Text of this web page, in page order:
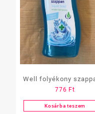
Well folyékony
L higiénés
776 Ft
Kosárba teszem